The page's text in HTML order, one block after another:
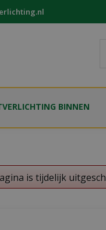
BINNEN
is tijdelijk